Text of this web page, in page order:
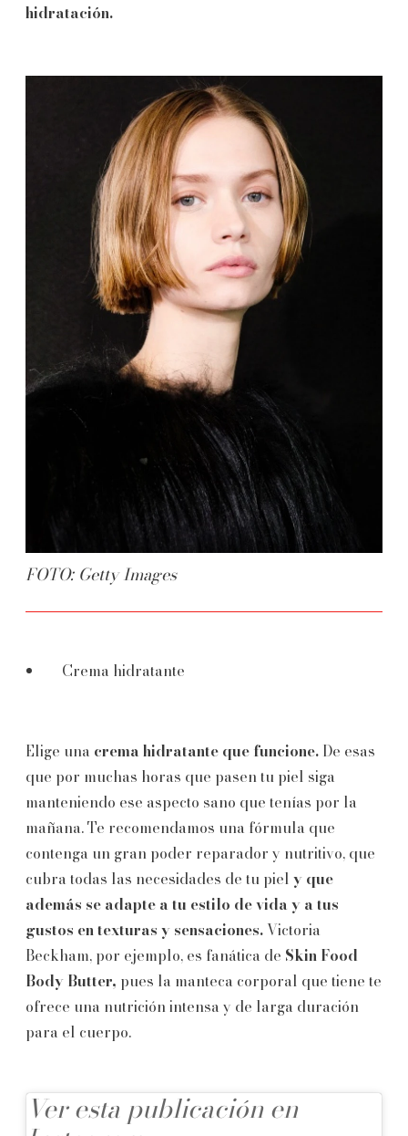
hidratación.
FOTO: Getty Images
Crema hidratante
Elige una crema hidratante que funcione. De esas
que por muchas horas que pasen tu piel siga
manteniendo ese aspecto sano que tenías por la
mañana. Te recomendamos una fórmula que
contenga un gran poder reparador y nutritivo, que
cubra todas las necesidades de tu piel y que
además se adapte a tu estilo de vida y a tus
gustos en texturas y sensaciones.Victoria
Beckham, por ejemplo, es fanática de Skin Food
Body Butter, pues la manteca corporal que tiene te
ofrece una nutrición intensa y de larga duración
para el cuerpo.
Ver esta publicación en